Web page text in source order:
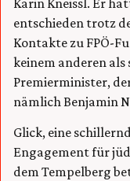
entschieden trotz
Kontakte zu FPÖ-
keinem anderen als
Premierminister,
nämlich Benjamin
Glick, eine
Engagement für
dem Tempelberg